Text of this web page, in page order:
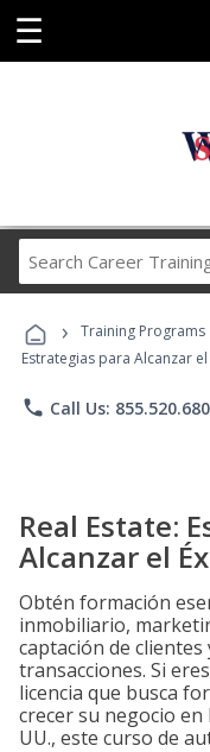
☰
› Training Programs
Estrategias para Alcanzar el
phone Call Us:
Real Estate:
Alcanzar el
Obtén formación
inmobiliario,
captación de
transacciones. Si
licencia que busca
crecer su negocio
UU., este curso de